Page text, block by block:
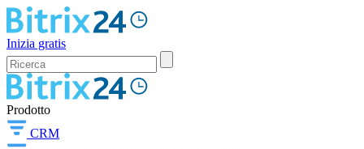
Inizia gratis
Prodotto
CRM